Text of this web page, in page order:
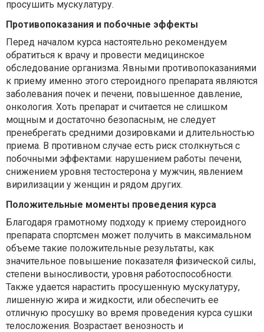
просушить мускулатуру.
Противопоказания и побочные эффекты
Перед началом курса настоятельно рекомендуем
обратиться к врачу и провести медицинское
обследование организма. Явными противопоказаниями
к приему именно этого стероидного препарата являются
заболевания почек и печени, повышенное давление,
онкология. Хоть препарат и считается не слишком
мощным и достаточно безопасным, не следует
пренебрегать средними дозировками и длительностью
приема. В противном случае есть риск столкнуться с
побочными эффектами: нарушением работы печени,
снижением уровня тестостерона у мужчин, явлением
вирилизации у женщин и рядом других.
Положительные моменты проведения курса
Благодаря грамотному подходу к приему стероидного
препарата спортсмен может получить в максимальном
объеме такие положительные результаты, как
значительное повышение показателя физической силы,
степени выносливости, уровня работоспособности.
Также удается нарастить просушенную мускулатуру,
лишенную жира и жидкости, или обеспечить ее
отличную просушку во время проведения курса сушки
телосложения. Возрастает венозность и